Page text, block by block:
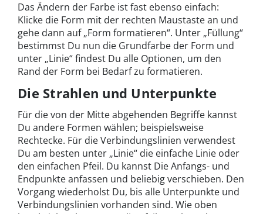
Das Ändern der Farbe ist fast ebenso einfach:
Klicke die Form mit der rechten Maustaste an und
gehe dann auf „Form formatieren“. Unter „Füllung“
bestimmst Du nun die Grundfarbe der Form und
unter „Linie“ findest Du alle Optionen, um den
Rand der Form bei Bedarf zu formatieren.
Die Strahlen und Unterpunkte
Für die von der Mitte abgehenden Begriffe kannst
Du andere Formen wählen; beispielsweise
Rechtecke. Für die Verbindungslinien verwendest
Du am besten unter „Linie“ die einfache Linie oder
den einfachen Pfeil. Du kannst Die Anfangs- und
Endpunkte anfassen und beliebig verschieben. Den
Vorgang wiederholst Du, bis alle Unterpunkte und
Verbindungslinien vorhanden sind. Wie oben